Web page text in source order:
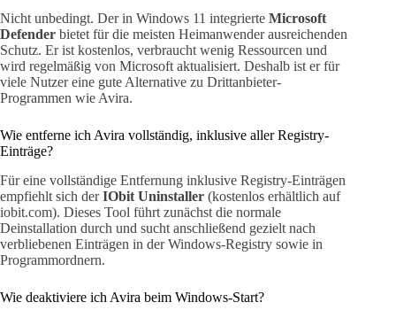
Nicht unbedingt. Der in Windows 11 integrierte Microsoft
Defender bietet für die meisten Heimanwender ausreichenden
Schutz. Er ist kostenlos, verbraucht wenig Ressourcen und
wird regelmäßig von Microsoft aktualisiert. Deshalb ist er für
viele Nutzer eine gute Alternative zu Drittanbieter-
Programmen wie Avira.
Wie entferne ich Avira vollständig, inklusive aller Registry-
Einträge?
Für eine vollständige Entfernung inklusive Registry-Einträgen
empfiehlt sich derIObit Uninstaller (kostenlos erhältlich auf
iobit.com). Dieses Tool führt zunächst die normale
Deinstallation durch und sucht anschließend gezielt nach
verbliebenen Einträgen in der Windows-Registry sowie in
Programmordnern.
Wie deaktiviere ich Avira beim Windows-Start?